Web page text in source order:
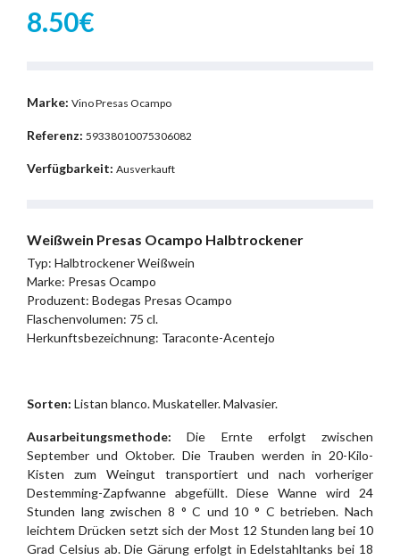
8.50€
Marke: Vino Presas Ocampo
Referenz: 59338010075306082
Verfügbarkeit: Ausverkauft
Weißwein Presas Ocampo Halbtrockener
Typ: Halbtrockener Weißwein
Marke: Presas Ocampo
Produzent: Bodegas Presas Ocampo
Flaschenvolumen: 75 cl.
Herkunftsbezeichnung: Taraconte-Acentejo
Sorten: Listan blanco. Muskateller. Malvasier.
Ausarbeitungsmethode:Die Ernte erfolgt zwischen
September und Oktober. Die Trauben werden in 20-Kilo-
Kisten zum Weingut transportiert und nach vorheriger
Destemming-Zapfwanne abgefüllt. Diese Wanne wird 24
Stunden lang zwischen 8 ° C und 10 ° C betrieben. Nach
leichtem Drücken setzt sich der Most 12 Stunden lang bei 10
Grad Celsius ab. Die Gärung erfolgt in Edelstahltanks bei 18